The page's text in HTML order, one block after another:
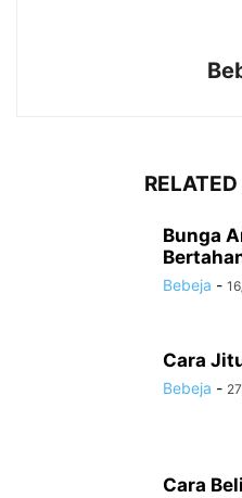
Bunga
Bebeja -
Cara
Bebeja -
Cara